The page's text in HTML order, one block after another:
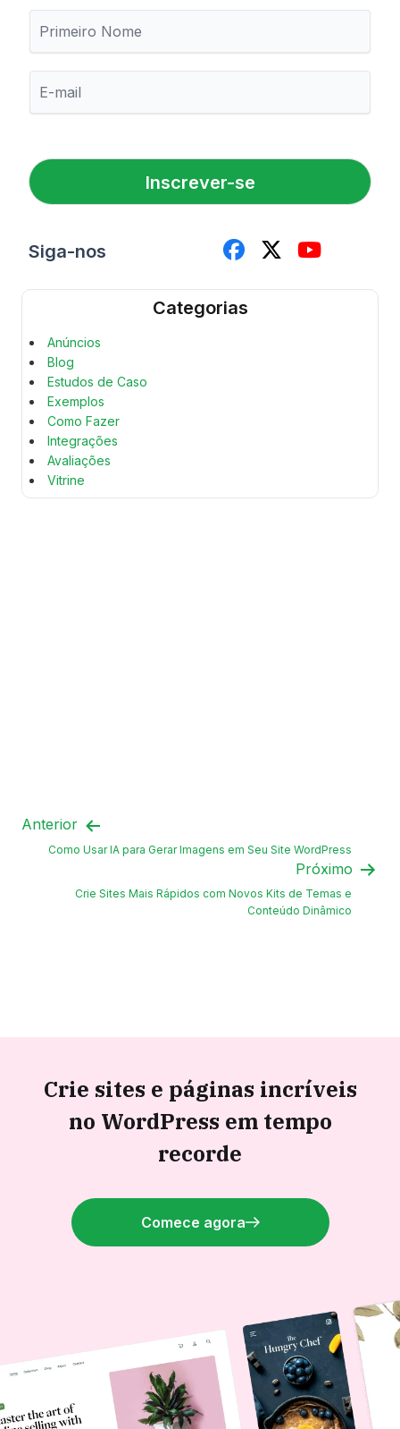
i
m
N
o
m
m
l
*
Inscrever-se
Siga-nos
Categorias
Anúncios
Blog
Estudos de Caso
Exemplos
Como Fazer
Integrações
Avaliações
Vitrine
Anterior
Como Usar IA para Gerar Imagens em Seu Site WordPress
Próximo
Crie Sites Mais Rápidos com Novos Kits de Temas e
Conteúdo Dinâmico
Crie sites e páginas incríveis
no WordPress em tempo
recorde
Comece agora